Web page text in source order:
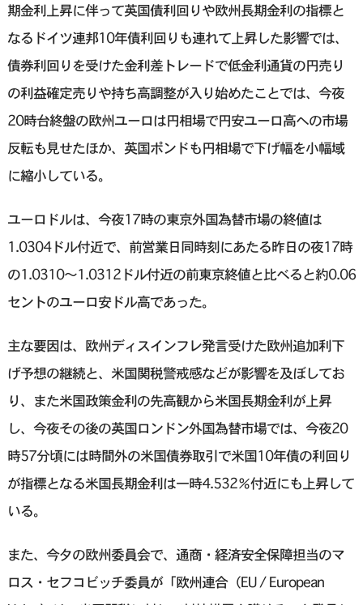
期金利上昇に伴って英国債利回りや欧州長期金利の指標と
なるドイツ連邦10年債利回りも連れて上昇した影響では、
債券利回りを受けた金利差トレードで低金利通貨の円売り
の利益確定売りや持ち高調整が入り始めたことでは、今夜
20時台終盤の欧州ユーロは円相場で円安ユーロ高への市場
反転も見せたほか、英国ポンドも円相場で下げ幅を小幅域
に縮小している。
ユーロドルは、今夜17時の東京外国為替市場の終値は
1.0304ドル付近で、前営業日同時刻にあたる昨日の夜17時
の1.0310〜1.0312ドル付近の前東京終値と比べると約0.06
セントのユーロ安ドル高であった。
主な要因は、欧州ディスインフレ発言受けた欧州追加利下
げ予想の継続と、米国関税警戒感などが影響を及ぼしてお
り、また米国政策金利の先高観から米国長期金利が上昇
し、今夜その後の英国ロンドン外国為替市場では、今夜20
時57分頃には時間外の米国債券取引で米国10年債の利回り
が指標となる米国長期金利は一時4.532％付近にも上昇して
いる。
また、今夕の欧州委員会で、通商・経済安全保障担当のマ
ロス・セフコビッチ委員が「欧州連合（EU / European